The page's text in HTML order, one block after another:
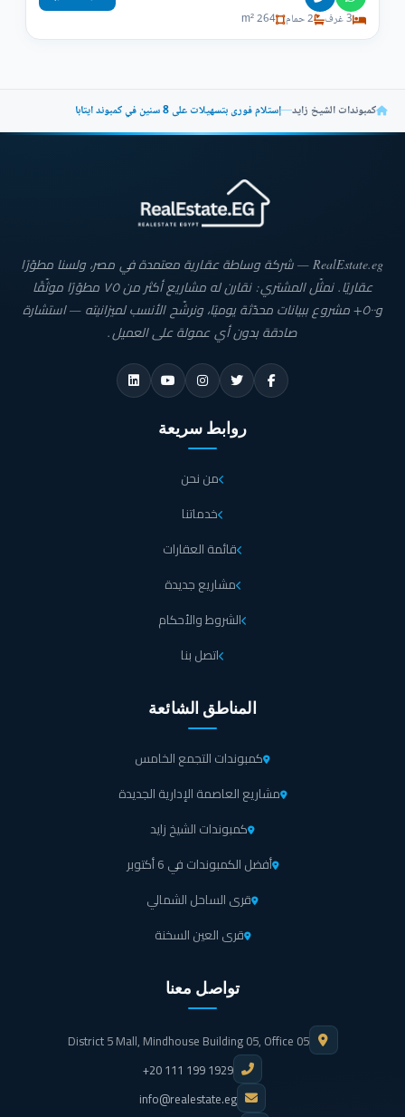
3 غرف 2 حمام 264 m²
كمبوندات الشيخ زايد—إستلام فورى بتسهيلات على 8 سنين في كمبوند ايتابا
RealEstate.eg — شركة وساطة عقارية معتمدة في مصر، ولسنا مطوّرًا
عقاريًا. نمثّل المشتري: نقارن له مشاريع أكثر من ٧٥ مطوّرًا موثّقًا
و٥٠٠+ مشروع ببيانات محدّثة يوميًا، ونرشّح الأنسب لميزانيته — استشارة
صادقة بدون أي عمولة على العميل.
روابط سريعة
من نحن
خدماتنا
قائمة العقارات
مشاريع جديدة
الشروط والأحكام
اتصل بنا
المناطق الشائعة
كمبوندات التجمع الخامس
مشاريع العاصمة الإدارية الجديدة
كمبوندات الشيخ زايد
أفضل الكمبوندات في 6 أكتوبر
قرى الساحل الشمالي
قرى العين السخنة
تواصل معنا
District 5 Mall, Mindhouse Building 05, Office 05
+20 111 199 1929
info@realestate.eg